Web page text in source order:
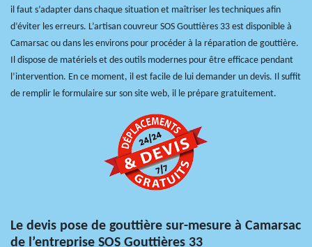
il faut s’adapter dans chaque situation et maîtriser les techniques afin
d’éviter les erreurs. L’artisan couvreur SOS Gouttières 33 est disponible à
Camarsac ou dans les environs pour procéder à la réparation de gouttière.
Il dispose de matériels et des outils modernes pour être efficace pendant
l’intervention. En ce moment, il est facile de lui demander un devis. Il suffit
de remplir le formulaire sur son site web, il le prépare gratuitement.
Le devis pose de gouttière sur-mesure à Camarsac
de l’entreprise SOS Gouttières 33